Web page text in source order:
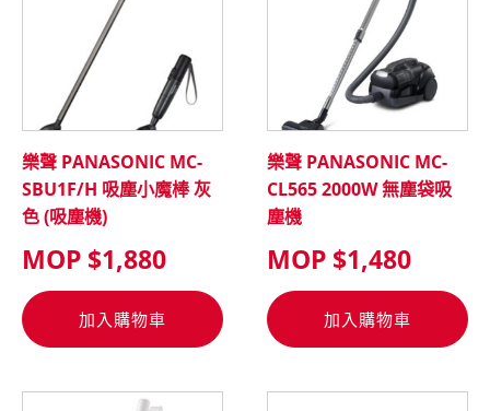
樂聲 PANASONIC MC-
SBU1F/H 吸塵小魔棒 灰
色 (吸塵機)
MOP $1,880
加入購物車
樂聲 PANASONIC MC-
CL565 2000W 無塵袋吸
塵機
MOP $1,480
加入購物車